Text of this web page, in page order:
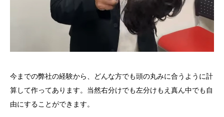
今までの弊社の経験から、どんな方でも頭の丸みに合うように計
算して作ってあります。当然右分けでも左分けもえ真ん中でも自
由にすることができます。